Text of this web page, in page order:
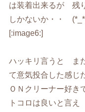
は装着出来るが 残
しかないか・・
[:image6:]
ハッキリ言うと ま
て意気投合した感じ
ＯＮクリーナー好
トコロは良いと言